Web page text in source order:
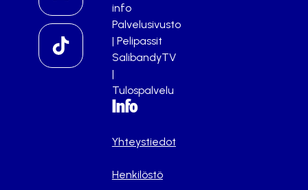
info
Palvelusivusto
| Pelipassit
SalibandyTV
|
Tulospalvelu
Info
Yhteystiedot
Henkilöstö